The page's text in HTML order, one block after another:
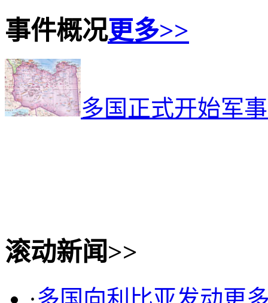
事件概况更多>>
多国正式开始军
滚动新闻>>